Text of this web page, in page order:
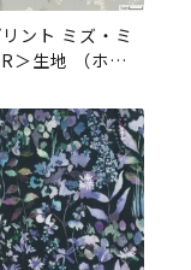
ント ミズ・ミ
＞生地 （ホビ
オリジナル）2